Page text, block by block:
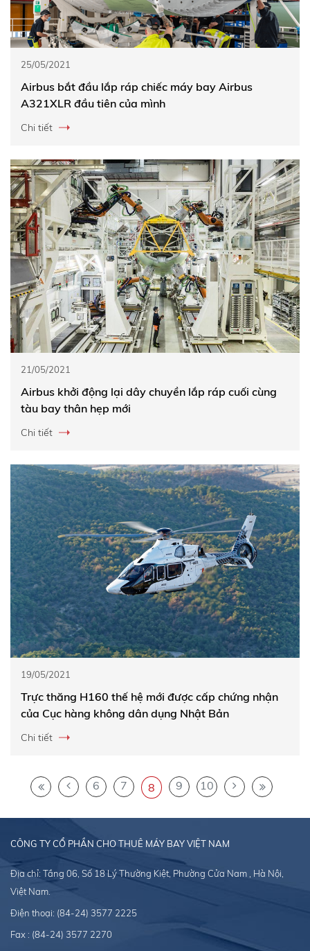
25/05/2021
Airbus bắt đầu lắp ráp chiếc máy bay Airbus
A321XLR đầu tiên của mình
Chi tiết
21/05/2021
Airbus khởi động lại dây chuyền lắp ráp cuối cùng
tàu bay thân hẹp mới
Chi tiết
19/05/2021
Trực thăng H160 thế hệ mới được cấp chứng nhận
của Cục hàng không dân dụng Nhật Bản
Chi tiết
6 7 8 9 10
CÔNG TY CỔ PHẦN CHO THUÊ MÁY BAY VIỆT NAM
Địa chỉ: Tầng 06, Số 18 Lý Thường Kiệt, Phường Cửa Nam , Hà Nội,
Việt Nam.
Điện thoại: (84-24) 3577 2225
Fax : (84-24) 3577 2270